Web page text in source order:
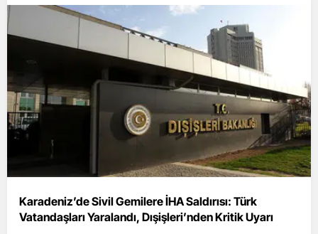
Karadeniz’de Sivil Gemilere İHA Saldırısı: Türk
Vatandaşları Yaralandı, Dışişleri’nden Kritik Uyarı